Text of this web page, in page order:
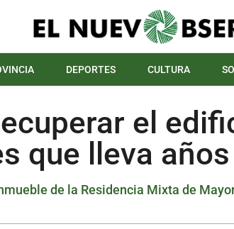
DEPORTES CULTURA
el
que lleva
de la Residencia Mixta de